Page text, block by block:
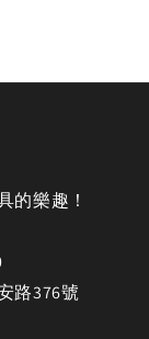
的樂趣！
路376號